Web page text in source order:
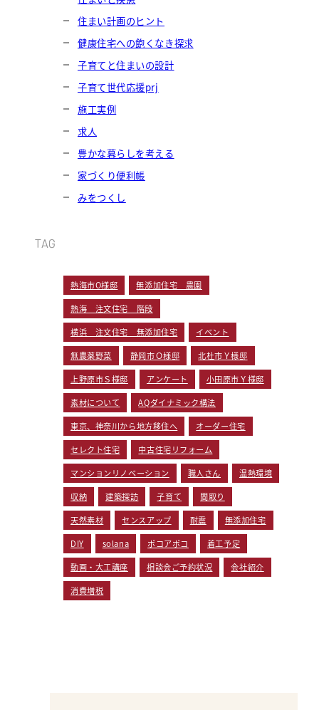
住まい計画のヒント
健康住宅への飽くなき探求
子育てと住まいの設計
子育て世代応援prj
施工実例
求人
豊かな暮らしを考える
家づくり便利帳
みをつくし
TAG
熱海市O様邸 無添加住宅 農園
熱海 注文住宅 階段
横浜 注文住宅 無添加住宅 イベント
無農薬野菜 静岡市Ｏ様邸 北杜市Ｙ様邸
上野原市Ｓ様邸 アンケート 小田原市Ｙ様邸
素材について AQダイナミック構法
東京、神奈川から地方移住へ オーダー住宅
セレクト住宅 中古住宅リフォーム
マンションリノベーション 職人さん 温熱環境
収納 建築探訪 子育て 間取り
天然素材 センスアップ 耐震 無添加住宅
DIY solana ポコアポコ 着工予定
動画・大工講座 相談会ご予約状況 会社紹介
消費増税